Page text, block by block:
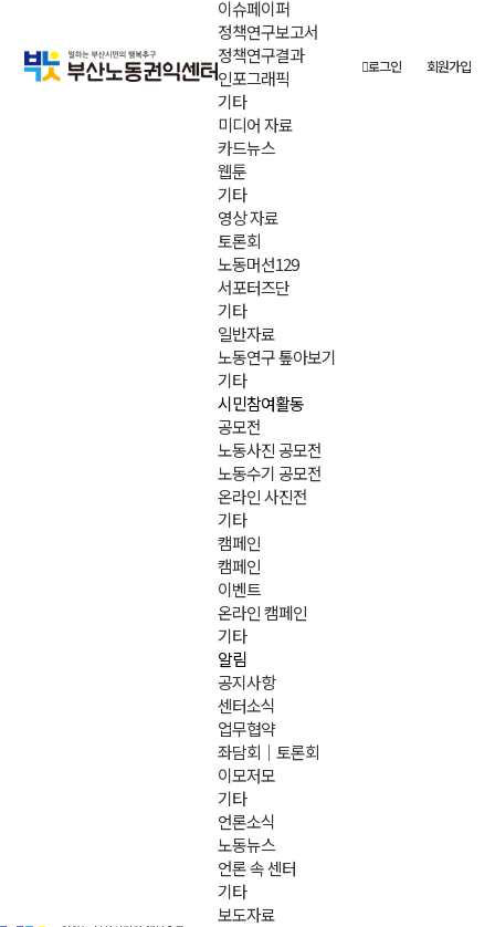
이슈페이퍼
정책연구보고서
정책연구결과
인포그래픽
기타
미디어 자료
카드뉴스
웹툰
기타
영상 자료
토론회
노동머선129
서포터즈단
기타
일반자료
노동연구 톺아보기
기타
시민참여활동
공모전
노동사진 공모전
노동수기 공모전
온라인 사진전
기타
캠페인
캠페인
이벤트
온라인 캠페인
기타
알림
공지사항
센터소식
업무협약
좌담회｜토론회
이모저모
기타
언론소식
노동뉴스
언론 속 센터
기타
보도자료
로그인 회원가입